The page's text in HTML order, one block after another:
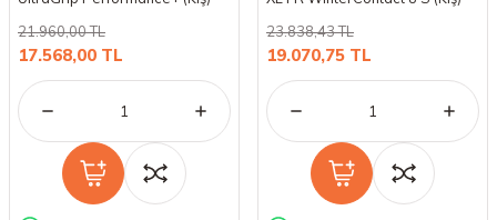
18 Lastikler
19 Lastikler
20 Lastikler
21 Lastikler
19 Lastikler
17.568,00 TL
21.960,00 TL
19.070,75 TL
23.838,43 TL